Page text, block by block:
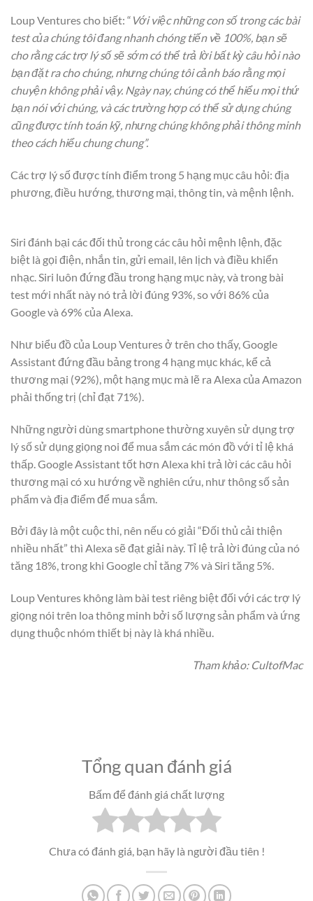
Loup Ventures cho biết: “ Với việc những con số trong các bài
test của chúng tôi đang nhanh chóng tiến về 100%, bạn sẽ
cho rằng các trợ lý số sẽ sớm có thể trả lời bất kỳ câu hỏi nào
bạn đặt ra cho chúng, nhưng chúng tôi cảnh báo rằng mọi
chuyện không phải vậy. Ngày nay, chúng có thể hiểu mọi thứ
bạn nói với chúng, và các trường hợp có thể sử dụng chúng
cũng được tính toán kỹ, nhưng chúng không phải thông minh
theo cách hiểu chung chung”.
Các trợ lý số được tính điểm trong 5 hạng mục câu hỏi: địa
phương, điều hướng, thương mại, thông tin, và mệnh lệnh.
Siri đánh bại các đối thủ trong các câu hỏi mệnh lệnh, đặc
biệt là gọi điện, nhắn tin, gửi email, lên lịch và điều khiển
nhạc. Siri luôn đứng đầu trong hạng mục này, và trong bài
test mới nhất này nó trả lời đúng 93%, so với 86% của
Google và 69% của Alexa.
Như biểu đồ của Loup Ventures ở trên cho thấy, Google
Assistant đứng đầu bảng trong 4 hạng mục khác, kể cả
thương mại (92%), một hạng mục mà lẽ ra Alexa của Amazon
phải thống trị (chỉ đạt 71%).
Những người dùng smartphone thường xuyên sử dụng trợ
lý số sử dụng giọng noi để mua sắm các món đồ với tỉ lệ khá
thấp. Google Assistant tốt hơn Alexa khi trả lời các câu hỏi
thương mại có xu hướng về nghiên cứu, như thông số sản
phẩm và địa điểm để mua sắm.
Bởi đây là một cuộc thi, nên nếu có giải “Đối thủ cải thiện
nhiều nhất” thì Alexa sẽ đạt giải này. Tỉ lệ trả lời đúng của nó
tăng 18%, trong khi Google chỉ tăng 7% và Siri tăng 5%.
Loup Ventures không làm bài test riêng biệt đối với các trợ lý
giọng nói trên loa thông minh bởi số lượng sản phẩm và ứng
dụng thuộc nhóm thiết bị này là khá nhiều.
Tham khảo: CultofMac
Tổng quan đánh giá
Bấm để đánh giá chất lượng
Chưa có đánh giá, bạn hãy là người đầu tiên !